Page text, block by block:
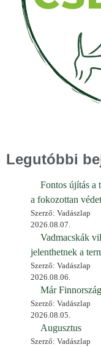
Legutóbbi
Fontos újítás a
a fokozottan
Szerző: Vadászlap
2026.08.07.
Vadmacskák
jelenthetnek a
Szerző: Vadászlap
2026.08.06.
Már
Szerző: Vadászlap
2026.08.05.
Augusztus
Szerző: Vadászlap